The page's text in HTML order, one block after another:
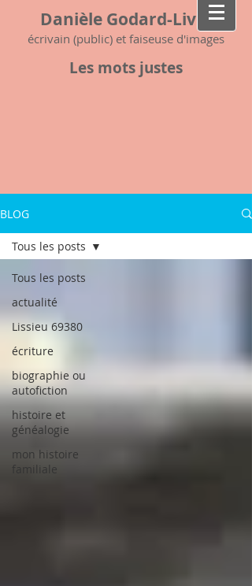
Danièle Godard-Livet
écrivain (public) et faiseuse d'images
Les mots justes
BLOG
Tous les posts
actualité
Lissieu 69380
écriture
biographie ou
autofiction
histoire et
généalogie
mon histoire
familiale
Tous les posts